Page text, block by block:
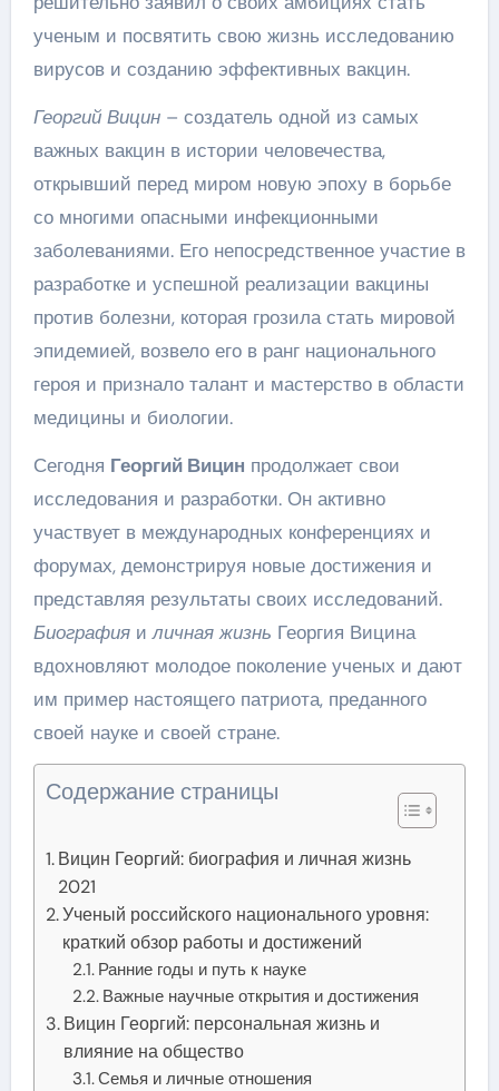
ученым и посвятить свою жизнь исследованию
вирусов и созданию эффективных вакцин.
Георгий Вицин– создатель одной из самых
важных вакцин в истории человечества,
открывший перед миром новую эпоху в борьбе
со многими опасными инфекционными
заболеваниями. Его непосредственное участие в
разработке и успешной реализации вакцины
против болезни, которая грозила стать мировой
эпидемией, возвело его в ранг национального
героя и признало талант и мастерство в области
медицины и биологии.
Сегодня Георгий Вицин продолжает свои
исследования и разработки. Он активно
участвует в международных конференциях и
форумах, демонстрируя новые достижения и
представляя результаты своих исследований.
Биографияиличная жизнь Георгия Вицина
вдохновляют молодое поколение ученых и дают
им пример настоящего патриота, преданного
своей науке и своей стране.
Содержание страницы
Вицин Георгий: биография и личная жизнь
2021
Ученый российского национального уровня:
краткий обзор работы и достижений
Ранние годы и путь к науке
Важные научные открытия и достижения
Вицин Георгий: персональная жизнь и
влияние на общество
Семья и личные отношения